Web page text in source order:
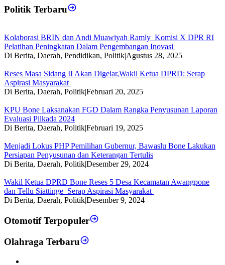
Politik Terbaru
Kolaborasi BRIN dan Andi Muawiyah Ramly Komisi X DPR RI
Pelatihan Peningkatan Dalam Pengembangan Inovasi
Di Berita, Daerah, Pendidikan, Politik|Agustus 28, 2025
Reses Masa Sidang II Akan Digelar,Wakil Ketua DPRD: Serap
Aspirasi Masyarakat
Di Berita, Daerah, Politik|Februari 20, 2025
KPU Bone Laksanakan FGD Dalam Rangka Penyusunan Laporan
Evaluasi Pilkada 2024
Di Berita, Daerah, Politik|Februari 19, 2025
Menjadi Lokus PHP Pemilihan Gubernur, Bawaslu Bone Lakukan
Persiapan Penyusunan dan Keterangan Tertulis
Di Berita, Daerah, Politik|Desember 29, 2024
Wakil Ketua DPRD Bone Reses 5 Desa Kecamatan Awangpone
dan Tellu Siattinge Serap Aspirasi Masyarakat
Di Berita, Daerah, Politik|Desember 9, 2024
Otomotif Terpopuler
Olahraga Terbaru